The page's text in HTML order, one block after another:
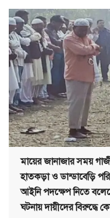
মায়ের জানাজার সময়
হাতকড়া ও ডান্ডাবেড়ি
আইনি পদক্ষেপ নিতে
ঘটনায় দায়ীদের বিরুদ্ধে